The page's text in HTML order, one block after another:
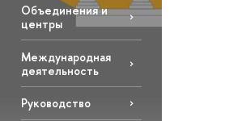
Объединения и
центры
Международная
деятельность
Руководство